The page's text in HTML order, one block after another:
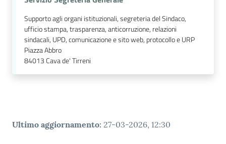
Supporto agli organi istituzionali, segreteria del Sindaco,
ufficio stampa, trasparenza, anticorruzione, relazioni
sindacali, UPD, comunicazione e sito web, protocollo e URP
Piazza Abbro
84013Cava de' Tirreni
Ultimo aggiornamento: 27-03-2026, 12:30